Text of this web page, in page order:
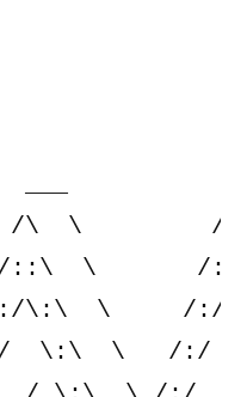
/\  \
/::\  \
\:\  \     /
\:\  \   /:/